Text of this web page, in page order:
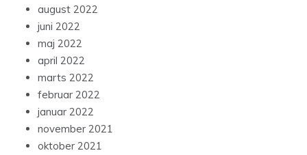
august 2022
juni 2022
maj 2022
april 2022
marts 2022
februar 2022
januar 2022
november 2021
oktober 2021